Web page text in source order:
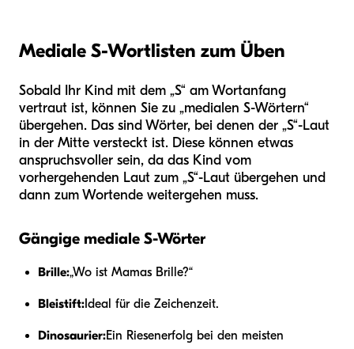
Mediale S-Wortlisten zum Üben
Sobald Ihr Kind mit dem „S“ am Wortanfang
vertraut ist, können Sie zu „medialen S-Wörtern“
übergehen. Das sind Wörter, bei denen der „S“-Laut
in der Mitte versteckt ist. Diese können etwas
anspruchsvoller sein, da das Kind vom
vorhergehenden Laut zum „S“-Laut übergehen und
dann zum Wortende weitergehen muss.
Gängige mediale S-Wörter
Brille:„Wo ist Mamas Brille?“
Bleistift: Ideal für die Zeichenzeit.
Dinosaurier:Ein Riesenerfolg bei den meisten